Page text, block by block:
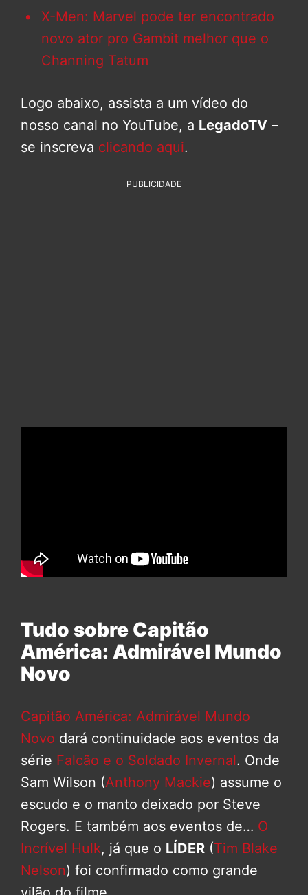
X-Men: Marvel pode ter encontrado
novo ator pro Gambit melhor que o
Channing Tatum
Logo abaixo, assista a um vídeo do
nosso canal no YouTube, a LegadoTV –
se inscreva clicando aqui.
PUBLICIDADE
Tudo sobre Capitão
América: Admirável Mundo
Novo
Capitão América: Admirável Mundo
Novo dará continuidade aos eventos da
série Falcão e o Soldado Invernal. Onde
Sam Wilson (Anthony Mackie) assume o
escudo e o manto deixado por Steve
Rogers. E também aos eventos de… O
Incrível Hulk, já que o LÍDER (Tim Blake
Nelson) foi confirmado como grande